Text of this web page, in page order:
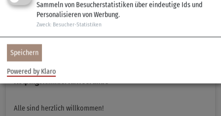
Alle sind herzlich willkommen!
Sammeln von Besucherstatistiken über eindeutige Ids und
Personalisieren von Werbung.
Zweck: Besucher-Statistiken
Speichern
Powered by Klaro